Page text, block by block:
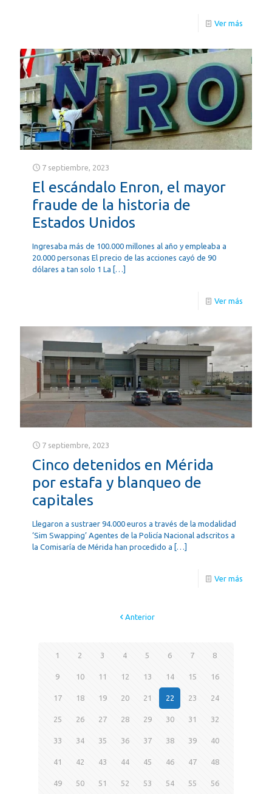
Ver más
7 septiembre, 2023
El escándalo Enron, el mayor
fraude de la historia de
Estados Unidos
Ingresaba más de 100.000 millones al año y empleaba a
20.000 personas El precio de las acciones cayó de 90
dólares a tan solo 1 La […]
Ver más
7 septiembre, 2023
Cinco detenidos en Mérida
por estafa y blanqueo de
capitales
Llegaron a sustraer 94.000 euros a través de la modalidad
‘Sim Swapping’ Agentes de la Policía Nacional adscritos a
la Comisaría de Mérida han procedido a […]
Ver más
Anterior
1 2 3 4 5 6 7 8
9 10 11 12 13 14 15 16
17 18 19 20 21 22 23 24
25 26 27 28 29 30 31 32
33 34 35 36 37 38 39 40
41 42 43 44 45 46 47 48
49 50 51 52 53 54 55 56